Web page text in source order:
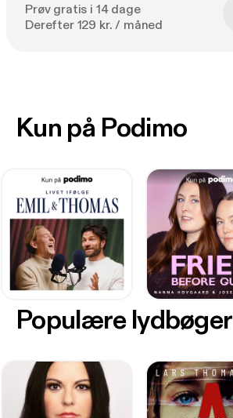
Prøv gratis i 14 dage
Derefter 129 kr. / måned
Kun på Podimo
Populære lydbøger